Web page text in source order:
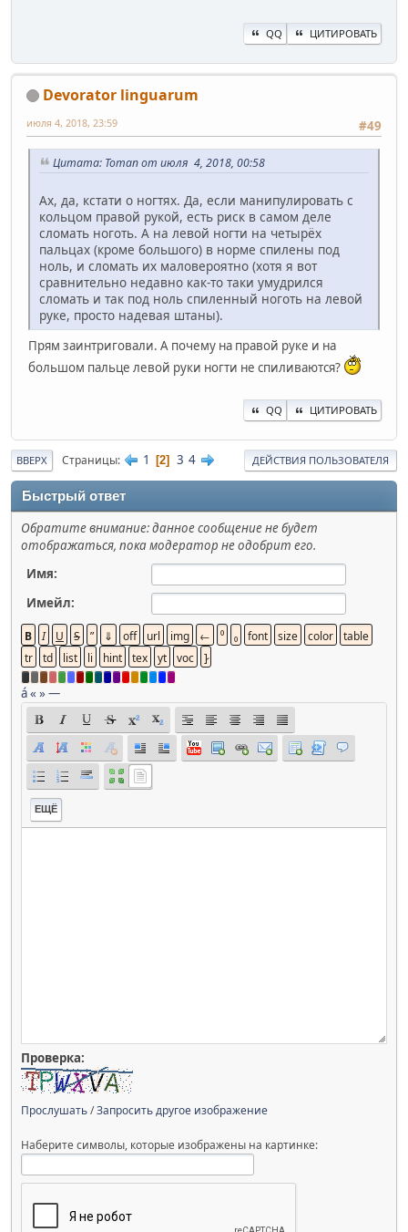
QQ ЦИТИРОВАТЬ
Devorator linguarum
#49
июля 4, 2018, 23:59
Цитата: Toman от июля 4, 2018, 00:58
Ах, да, кстати о ногтях. Да, если манипулировать с
кольцом правой рукой, есть риск в самом деле
сломать ноготь. А на левой ногти на четырёх
пальцах (кроме большого) в норме спилены под
ноль, и сломать их маловероятно (хотя я вот
сравнительно недавно как-то таки умудрился
сломать и так под ноль спиленный ноготь на левой
руке, просто надевая штаны).
Прям заинтриговали. А почему на правой руке и на
большом пальце левой руки ногти не спиливаются?
QQ ЦИТИРОВАТЬ
ВВЕРХ Страницы 1 2 3 4 ДЕЙСТВИЯ ПОЛЬЗОВАТЕЛЯ
Быстрый ответ
Обратите внимание: данное сообщение не будет
отображаться, пока модератор не одобрит его.
Имя:
Имейл:
á« »—
ЕЩЁ
Проверка:
Прослушать/Запросить другое изображение
Наберите символы, которые изображены на картинке: